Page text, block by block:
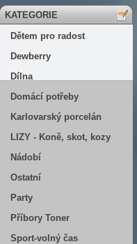
KATEGORIE
Dětem pro radost
Dewberry
Dílna
Domácí potřeby
Karlovarský porcelán
LIZY - Koně, skot, kozy
Nádobí
Ostatní
Party
Příbory Toner
Sport-volný čas